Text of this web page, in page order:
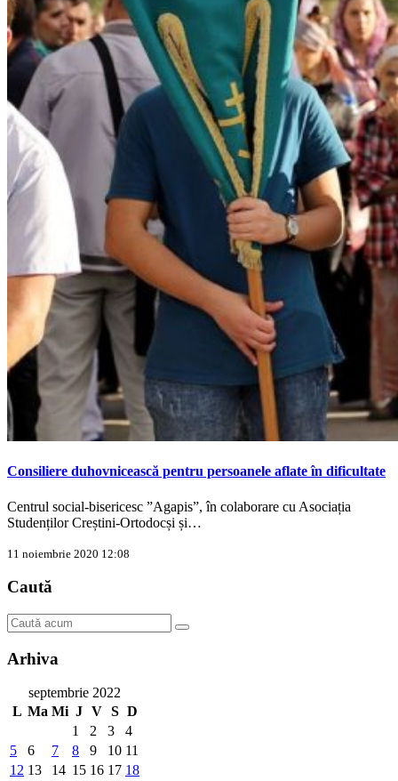
Consiliere duhovnicească pentru persoanele aflate în dificultate
Centrul social-bisericesc ”Agapis”, în colaborare cu Asociația
Studenților Creștini-Ortodocși și…
11 noiembrie 2020 12:08
Caută
Arhiva
septembrie 2022
L Ma Mi J V S D
1
2 3
4
5
6 7 8 9 10 11
12 13 14 15 16 17 18